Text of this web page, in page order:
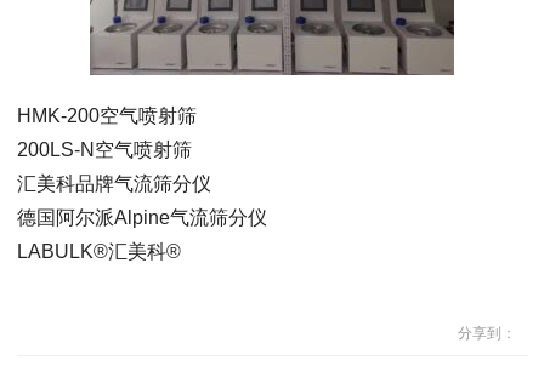
HMK-200空气喷射筛
200LS-N空气喷射筛
汇美科品牌气流筛分仪
德国阿尔派Alpine气流筛分仪
LABULK®汇美科®
分享到：